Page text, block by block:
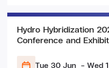
Hydro Hybridization
Conference and
Tue 30 Jun - Wed